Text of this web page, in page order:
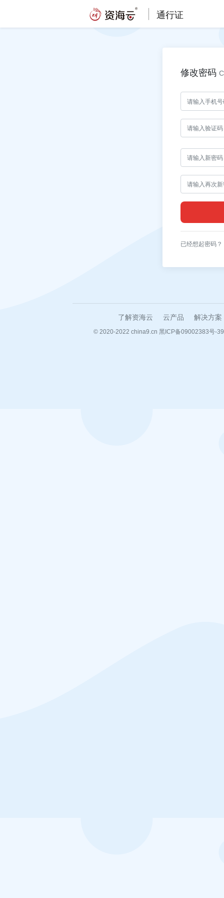
通行证
修改密码
短信验证码
新密码
确认新密码
已经想起密码？
了解资海云 云产品 解决方案
© 2020-2022 china9.cn 黑ICP备09002383号-39